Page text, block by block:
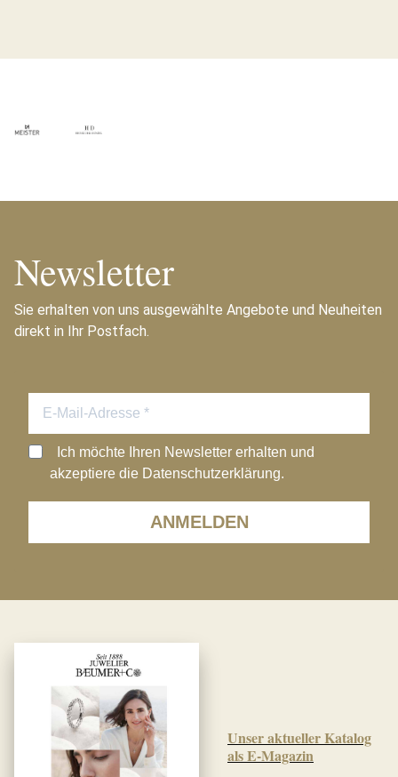
Newsletter
Sie erhalten von uns ausgewählte Angebote und Neuheiten
direkt in Ihr Postfach.
ANMELDEN
Ich möchte Ihren Newsletter erhalten und
akzeptiere die Datenschutzerklärung.
Unser aktueller Katalog
als E-Magazin